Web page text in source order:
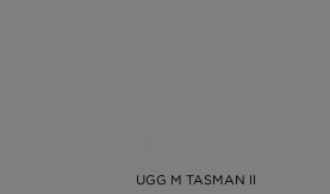
UGG M TASMAN II